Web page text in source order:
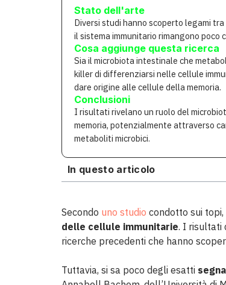
Stato dell'arte
Diversi studi hanno scoperto legami
il sistema immunitario rimangono poco
Cosa aggiunge questa ricerca
Sia il microbiota intestinale che
killer di differenziarsi nelle cellule
dare origine alle cellule della memoria.
Conclusioni
I risultati rivelano un ruolo del
memoria, potenzialmente attraverso
metaboliti microbici.
In questo articolo
Secondo uno studio condotto sui topi,
delle cellule immunitarie. I risultati
ricerche precedenti che hanno
Tuttavia, si sa poco degli esatti